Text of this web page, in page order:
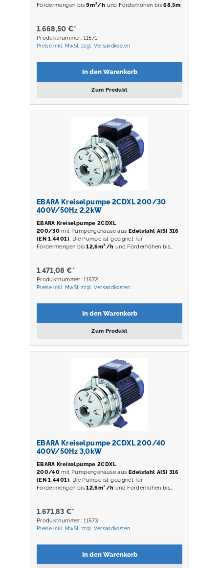
Fördermengen bis9m³/h und Förderhöhen bis68,5m.
1.668,50 €*
Produktnummer: 11571
Preise inkl. MwSt. zzgl. Versandkosten
In den Warenkorb
Zum Produkt
EBARA Kreiselpumpe 2CDXL 200/30
400V/50Hz 2,2kW
EBARA Kreiselpumpe 2CDXL
200/30 mit Pumpengehäuse aus Edelstahl AISI 316
(EN 1.4401) . Die Pumpe ist geeignet für
Fördermengen bis12,6m³/h und Förderhöhen bis
1.471,08 €*
Produktnummer: 11572
Preise inkl. MwSt. zzgl. Versandkosten
In den Warenkorb
Zum Produkt
EBARA Kreiselpumpe 2CDXL 200/40
400V/50Hz 3,0kW
EBARA Kreiselpumpe 2CDXL
200/40 mit Pumpengehäuse aus Edelstahl AISI 316
(EN 1.4401) . Die Pumpe ist geeignet für
Fördermengen bis12,6m³/h und Förderhöhen bis
1.671,83 €*
Produktnummer: 11573
Preise inkl. MwSt. zzgl. Versandkosten
In den Warenkorb